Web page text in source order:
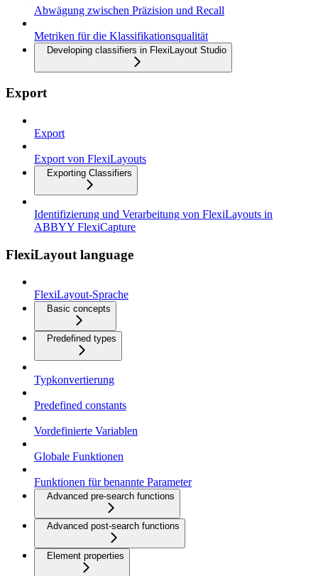
Abwägung zwischen Präzision und Recall
Metriken für die Klassifikationsqualität
Developing classifiers in FlexiLayout Studio
Export
Export
Export von FlexiLayouts
Exporting Classifiers
Identifizierung und Verarbeitung von FlexiLayouts in
ABBYY FlexiCapture
FlexiLayout language
FlexiLayout-Sprache
Basic concepts
Predefined types
Typkonvertierung
Predefined constants
Vordefinierte Variablen
Globale Funktionen
Funktionen für benannte Parameter
Advanced pre-search functions
Advanced post-search functions
Element properties